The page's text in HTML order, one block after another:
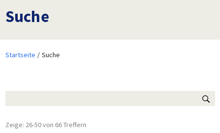
Suche
Startseite Suche
Zeige: 26-50 von 66 Treffern